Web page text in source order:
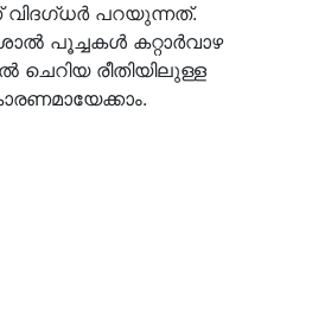
വിദഗ്ധര്‍ പറയുന്നത്.
പൂച്ചകള്‍ കറ്റാര്‍വാഴ
ചെറിയ രീതിയിലുള്ള